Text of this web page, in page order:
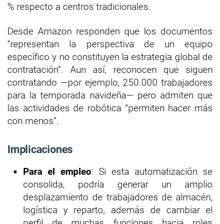
% respecto a centros tradicionales.
Desde Amazon responden que los documentos
“representan la perspectiva de un equipo
específico y no constituyen la estrategia global de
contratación”. Aun así, reconocen que siguen
contratando —por ejemplo, 250.000 trabajadores
para la temporada navideña— pero admiten que
las actividades de robótica “permiten hacer más
con menos”.
Implicaciones
Para el empleo: Si esta automatización se
consolida, podría generar un amplio
desplazamiento de trabajadores de almacén,
logística y reparto, además de cambiar el